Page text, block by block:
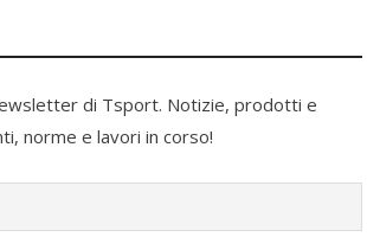
di Tsport. Notizie, prodotti e
norme e lavori in corso!